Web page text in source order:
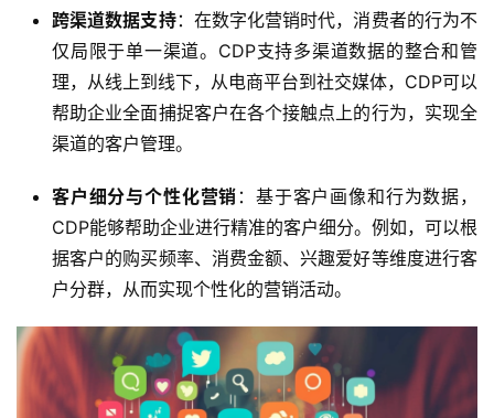
跨渠道数据支持：在数字化营销时代，消费者的行为不
仅局限于单一渠道。CDP支持多渠道数据的整合和管
理，从线上到线下，从电商平台到社交媒体，CDP可以
帮助企业全面捕捉客户在各个接触点上的行为，实现全
渠道的客户管理。
客户细分与个性化营销 ：基于客户画像和行为数据，
CDP能够帮助企业进行精准的客户细分。例如，可以根
据客户的购买频率、消费金额、兴趣爱好等维度进行客
户分群，从而实现个性化的营销活动。